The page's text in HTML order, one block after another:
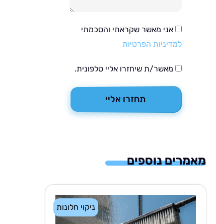
אני מאשר שקראתי והסכמתי
למדיניות הפרטיות
מאשר/ת שיחזרו אליי טלפונית.
תחזרו אליי
מאמרים נוספים
ניקוי חלונות